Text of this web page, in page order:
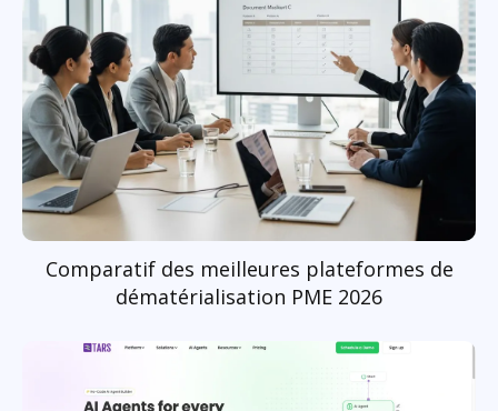
Comparatif des meilleures plateformes de
dématérialisation PME 2026